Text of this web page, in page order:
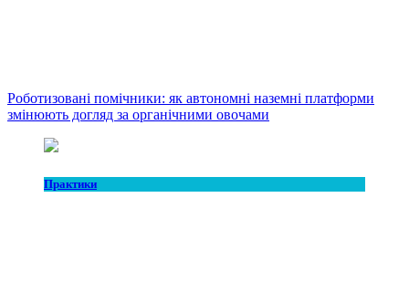
Роботизовані помічники: як автономні наземні платформи
змінюють догляд за органічними овочами
Практики